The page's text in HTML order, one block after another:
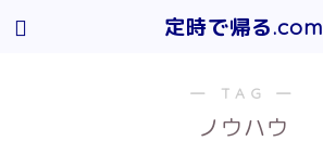
定時で帰る.com
― TAG ―
ノウハウ